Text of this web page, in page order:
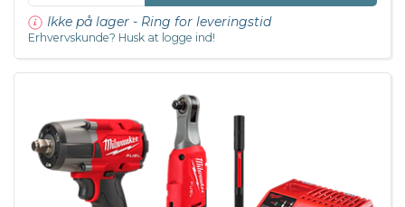
Ikke på lager - Ring for leveringstid
Erhvervskunde? Husk at logge ind!